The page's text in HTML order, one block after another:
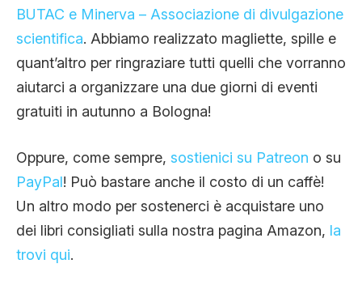
BUTAC e Minerva – Associazione di divulgazione
scientifica. Abbiamo realizzato magliette, spille e
quant’altro per ringraziare tutti quelli che vorranno
aiutarci a organizzare una due giorni di eventi
gratuiti in autunno a Bologna!
Oppure, come sempre, sostienici su Patreon o su
PayPal! Può bastare anche il costo di un caffè!
Un altro modo per sostenerci è acquistare uno
dei libri consigliati sulla nostra pagina Amazon, la
trovi qui.